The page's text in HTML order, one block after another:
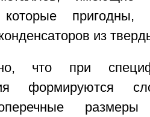
которые
из
что при
формируются